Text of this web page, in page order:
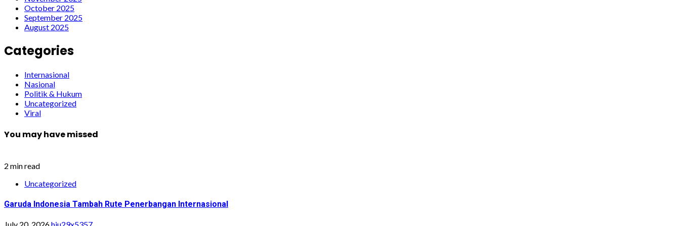
October 2025
September 2025
August 2025
Categories
Internasional
Nasional
Politik & Hukum
Uncategorized
Viral
You may have missed
2 min read
Uncategorized
Garuda Indonesia Tambah Rute Penerbangan Internasional